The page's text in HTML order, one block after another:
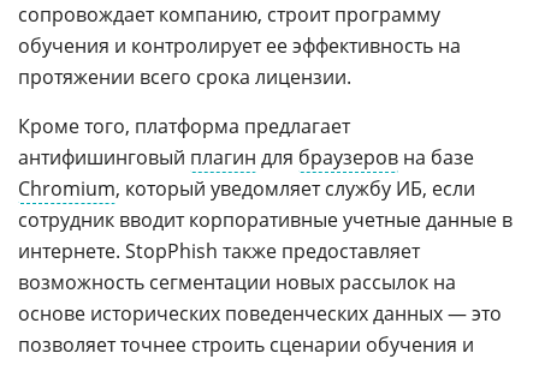
сопровождает компанию, строит программу
обучения и контролирует ее эффективность на
протяжении всего срока лицензии.
Кроме того, платформа предлагает
антифишинговый плагин для браузеров на базе
Chromium, который уведомляет службу ИБ, если
сотрудник вводит корпоративные учетные данные в
интернете. StopPhish также предоставляет
возможность сегментации новых рассылок на
основе исторических поведенческих данных — это
позволяет точнее строить сценарии обучения и